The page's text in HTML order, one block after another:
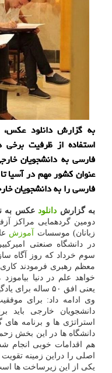
به گزارش دانلود عکس،
استفاده از ظرفیت
فارسی به دانشجویان
فارسی را به دانشجویان
به گزارش دانلودعکس به
دومین گردهمایی مراکز
زبانان) موسسات آموزش
در دانشگاه صنعتی
سوم خرداد که روز آگاه
خواهد علم در دنیا
یعنی افق ۵۰ ساله برای یادگیری زبان فارسی ترسیم کرده اند.
وی ادامه داد: برای
دانشجویان خارجی باید
استراتژی ها و برنامه
دانشگاه ها در این بخش
هم اقدامات خوبی انجام
اصلی را دراین زمینه تقویت
یکی از این زیرساخت ها